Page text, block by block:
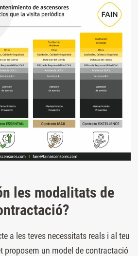
les modalitats de
a les teves necessitats reals i al teu
proposem un model de contractació